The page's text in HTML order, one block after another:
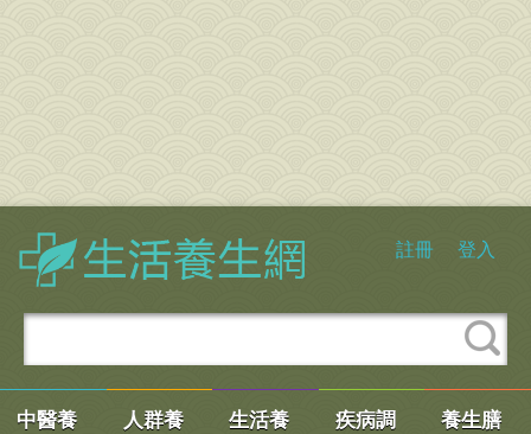
註冊 登入
中醫養
人群養
生活養
疾病調
養生膳